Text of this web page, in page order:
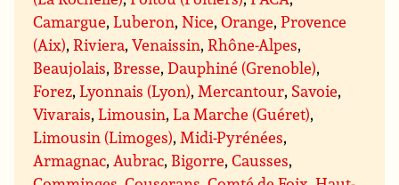
Camargue,Luberon,Nice,Orange,Provence
(Aix),Riviera,Venaissin,Rhône-Alpes,
Beaujolais, Bresse,Dauphiné (Grenoble),
Forez,Lyonnais (Lyon), Mercantour, Savoie,
Vivarais,Limousin,La Marche (Guéret),
Limousin (Limoges), Midi-Pyrénées,
Armagnac, Aubrac, Bigorre,Causses,